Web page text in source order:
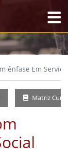
ênfase Em
Matriz